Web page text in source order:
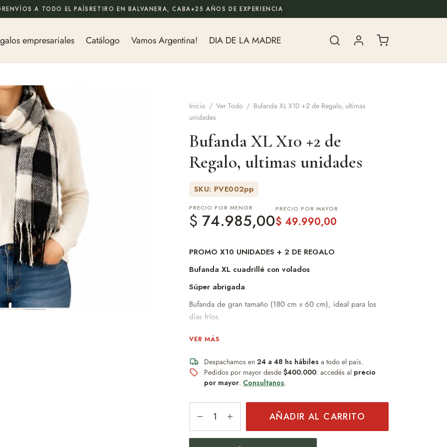
empresariales Catálogo Vamos Argentina! DIA DE LA MADRE
Inicio / Ver Todo / Bufanda XL X10 +2 de Regalo, ultimas
unidades
Bufanda XL X10 +2 de
Regalo, ultimas unidades
SKU: PVE002pp
PRECIO POR MENOR
$ 74.985,00
PRECIO POR MAYOR
$ 49.990,00
PROMO X10 UNIDADES + 2 DE REGALO
Bufanda XL cuadrillé con volados
Súper abrigada
Bufanda de gran tamaño (180 cm x 60 cm), ideal para los
días fríos.
Su diseño cuadrillé combina tonos modernos y versátiles,
Confeccionada en tela suave y cálida, brinda una sensación
cómoda.
Podés usarla de múltiples formas: suelta, tipo manta o
bien envolvente para mayor abrigo.
Medidas: 180 x 60 cm
Textura suave y abrigada
Diseño cuadrillé
VER MÁS
Despachamos en 24 a 48 hs hábiles a todo el país.
Pedidos por mayor desde $400.000: accedés al precio
por mayor. Consultanos.
AÑADIR AL CARRITO
ENVÍOS A TODO EL PAÍSRETIRO EN BALVANERA, CABA+25 AÑOS DE EXPERIENCIA